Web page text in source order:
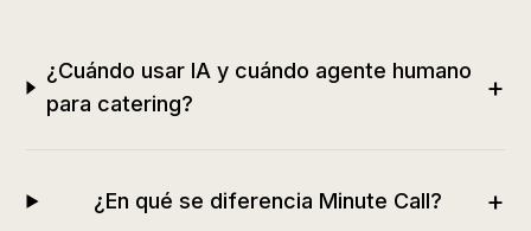
¿Cuándo usar IA y cuándo agente humano
para catering?
+
¿En qué se diferencia Minute Call? +